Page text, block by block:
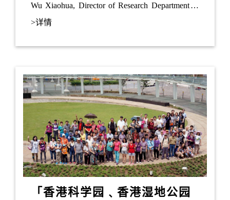
Wu Xiaohua, Director of Research Department of
Institute of Macroeconomics of NDRC, visited
Kong, Hengqin, Qianhai and Nansha.
>详情
「香港科学园﹑香港湿地公园